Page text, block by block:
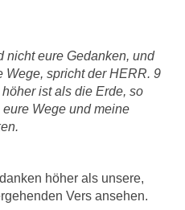
nicht eure Gedanken, und
Wege, spricht der HERR. 9
ist als die Erde, so
Wege und meine
höher als unsere,
Vers ansehen.